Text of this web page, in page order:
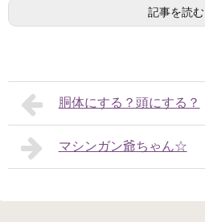
記事を読む
胴体にする？頭にする？
マシンガン爺ちゃん☆